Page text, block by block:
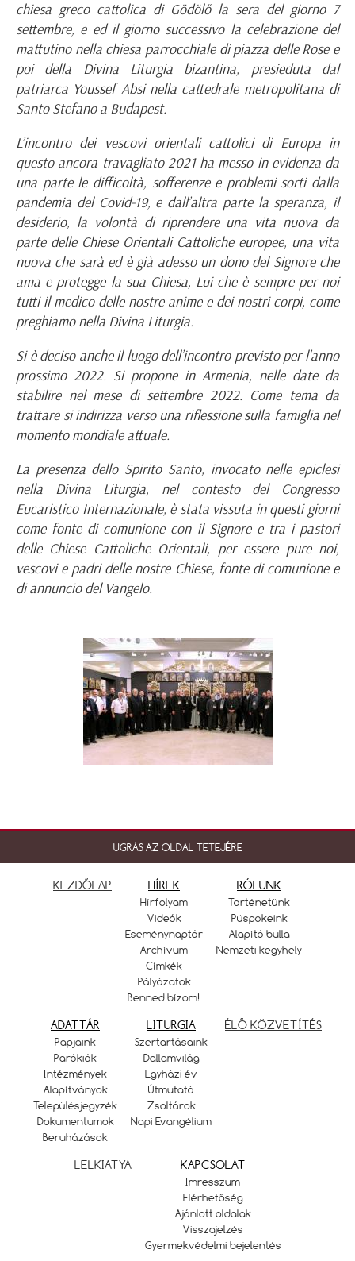
chiesa greco cattolica di Gödölő la sera del giorno 7
settembre, e ed il giorno successivo la celebrazione del
mattutino nella chiesa parrocchiale di piazza delle Rose e
poi della Divina Liturgia bizantina, presieduta dal
patriarca Youssef Absi nella cattedrale metropolitana di
Santo Stefano a Budapest.
L’incontro dei vescovi orientali cattolici di Europa in
questo ancora travagliato 2021 ha messo in evidenza da
una parte le difficoltà, sofferenze e problemi sorti dalla
pandemia del Covid-19, e dall’altra parte la speranza, il
desiderio, la volontà di riprendere una vita nuova da
parte delle Chiese Orientali Cattoliche europee, una vita
nuova che sarà ed è già adesso un dono del Signore che
ama e protegge la sua Chiesa, Lui che è sempre per noi
tutti il medico delle nostre anime e dei nostri corpi, come
preghiamo nella Divina Liturgia.
Si è deciso anche il luogo dell’incontro previsto per l’anno
prossimo 2022. Si propone in Armenia, nelle date da
stabilire nel mese di settembre 2022. Come tema da
trattare si indirizza verso una riflessione sulla famiglia nel
momento mondiale attuale.
La presenza dello Spirito Santo, invocato nelle epiclesi
nella Divina Liturgia, nel contesto del Congresso
Eucaristico Internazionale, è stata vissuta in questi giorni
come fonte di comunione con il Signore e tra i pastori
delle Chiese Cattoliche Orientali, per essere pure noi,
vescovi e padri delle nostre Chiese, fonte di comunione e
di annuncio del Vangelo.
UGRÁS AZ OLDAL TETEJÉRE
KEZDŐLAP HÍREK
Hírfolyam
Videók
Eseménynaptár
Archívum
Címkék
Pályázatok
Benned bízom!
RÓLUNK
Történetünk
Püspökeink
Alapító bulla
Nemzeti kegyhely
ADATTÁR
Papjaink
Parókiák
Intézmények
Alapítványok
Településjegyzék
Dokumentumok
Beruházások
LITURGIA
Szertartásaink
Dallamvilág
Egyházi év
Útmutató
Zsoltárok
Napi Evangélium
ÉLŐ KÖZVETÍTÉS
LELKIATYA KAPCSOLAT
Imresszum
Elérhetőség
Ajánlott oldalak
Visszajelzés
Gyermekvédelmi bejelentés